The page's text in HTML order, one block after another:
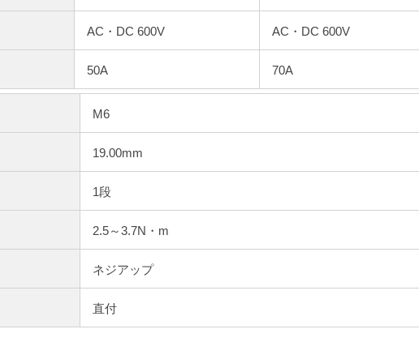
AC・DC 600V AC・DC 600V
50A 70A
M6
19.00mm
1段
2.5～3.7N・m
ネジアップ
直付